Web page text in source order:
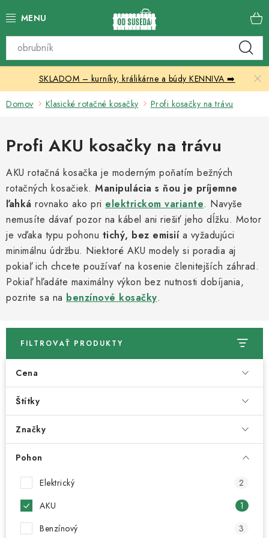
na
Katalóg produktov
Skleníky
Chovateľské potreby
Prístrešky
Vonkajšia dlažba
Kontakty
Kachle
SKLADOM – kurníky, králikárne a búdy KENNIVA ➡️
Domov Klasické rotačné kosačky Profi kosačky na trávu
Profi AKU kosačky na trávu
AKU rotačná kosačka je moderným poňatím bežných
rotačných kosačiek. Manipulácia s ňou je príjemne
ľahká rovnako ako pri elektrickom variante. Navyše
nemusíte dávať pozor na kábel ani riešiť jeho dĺžku. Motor
je vďaka typu pohonu tichý, bez emisiía vyžadujúci
minimálnu údržbu. Niektoré AKU modely si poradia aj
pokiaľ ich chcete používať na kosenie členitejších záhrad.
Pokiaľ hľadáte maximálny výkon bez nutnosti dobíjania,
pozrite sa na benzínové kosačky.
FILTROVAŤ PRODUKTY
Cena
Štítky
Značky
Pohon
Elektrický
2
AKU
1
Benzínový
3